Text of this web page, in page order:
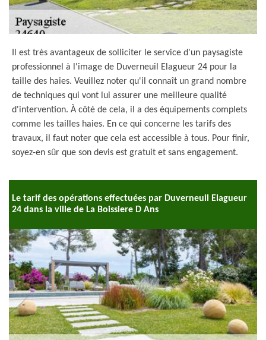
Il est très avantageux de solliciter le service d'un paysagiste
professionnel à l'image de Duverneuil Elagueur 24 pour la
taille des haies. Veuillez noter qu'il connaît un grand nombre
de techniques qui vont lui assurer une meilleure qualité
d'intervention. À côté de cela, il a des équipements complets
comme les tailles haies. En ce qui concerne les tarifs des
travaux, il faut noter que cela est accessible à tous. Pour finir,
soyez-en sûr que son devis est gratuit et sans engagement.
Le tarif des opérations effectuées par Duverneuil Elagueur
24 dans la ville de La Boissiere D Ans